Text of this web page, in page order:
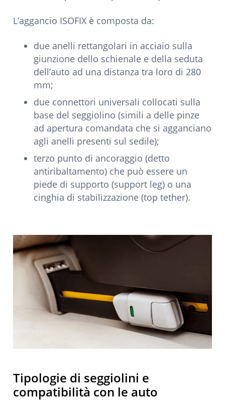
L’aggancio ISOFIX è composta da:
due anelli rettangolari in acciaio sulla
giunzione dello schienale e della seduta
dell’auto ad una distanza tra loro di 280
mm;
due connettori universali collocati sulla
base del seggiolino (simili a delle pinze
ad apertura comandata che si agganciano
agli anelli presenti sul sedile);
terzo punto di ancoraggio (detto
antiribaltamento) che può essere un
piede di supporto (support leg) o una
cinghia di stabilizzazione (top tether).
Tipologie di seggiolini e
compatibilità con le auto